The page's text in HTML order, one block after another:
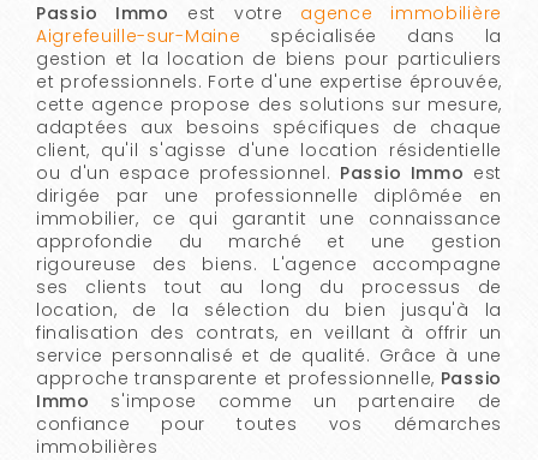
Passio Immo est votre agence immobilière
Aigrefeuille-sur-Maine spécialisée dans la
gestion et la location de biens pour particuliers
et professionnels. Forte d'une expertise éprouvée,
cette agence propose des solutions sur mesure,
adaptées aux besoins spécifiques de chaque
client, qu'il s'agisse d'une location résidentielle
ou d'un espace professionnel. Passio Immo est
dirigée par une professionnelle diplômée en
immobilier, ce qui garantit une connaissance
approfondie du marché et une gestion
rigoureuse des biens. L'agence accompagne
ses clients tout au long du processus de
location, de la sélection du bien jusqu'à la
finalisation des contrats, en veillant à offrir un
service personnalisé et de qualité. Grâce à une
approche transparente et professionnelle, Passio
Immo s'impose comme un partenaire de
confiance pour toutes vos démarches
immobilières